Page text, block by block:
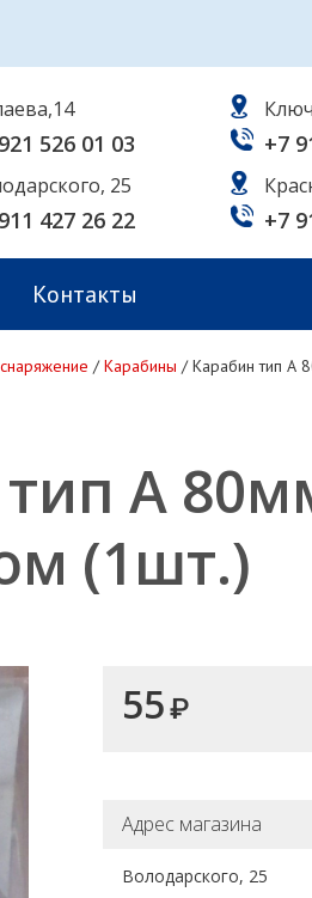
526 01 03
25
427 26 22
+7
+7
Контакты
/Карабины /Карабин тип А
А
(1шт.)
55₽
Адрес магазина
Володарского, 25